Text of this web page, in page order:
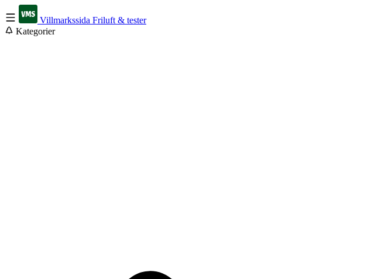
Villmarkssida Friluft & tester
Kategorier